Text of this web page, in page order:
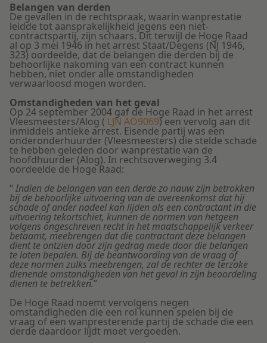
Belangen van derden
De gevallen in de rechtspraak, waarin wanprestatie
leidde tot aansprakelijkheid jegens een niet-
contractspartij, zijn schaars. Dit terwijl de Hoge Raad
al op 3 mei 1946 in het arrest Staat/Degens (NJ 1946,
323) oordeelde, dat de belangen die derden bij de
behoorlijke nakoming van een contract kunnen
hebben, niet onder alle omstandigheden
verwaarloosd mogen worden.
Omstandigheden van het geval
Op 24 september 2004 gaf de Hoge Raad in het arrest
Vleesmeesters/Alog ( LJN AO9069) een vervolg aan dit
inmiddels antieke arrest. Eisende partij was een
onderonderhuurder (Vleesmeesters) die stelde schade
te hebben geleden door wanprestatie van de
hoofdhuurder (Alog). In rechtsoverweging 3.4
oordeelde de Hoge Raad:
“Indien de belangen van een derde zo nauw zijn betrokken
bij de behoorlijke uitvoering van de overeenkomst dat hij
schade of ander nadeel kan lijden als een contractant in die
uitvoering tekortschiet, kunnen de normen van hetgeen
volgens ongeschreven recht in het maatschappelijk verkeer
betaamt, meebrengen dat die contractant deze belangen
dient te ontzien door zijn gedrag mede door die belangen
te laten bepalen. Bij de beantwoording van de vraag of
deze normen zulks meebrengen, zal de rechter de terzake
dienende omstandigheden van het geval in zijn beoordeling
dienen te betrekken.”
De Hoge Raad noemt vervolgens negen
omstandigheden die een rol kunnen spelen bij de
vraag of een wanpresterende partij de schade die een
derde daardoor lijdt moet vergoeden.